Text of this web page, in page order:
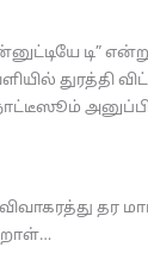
டி”
துரத்தி
தர